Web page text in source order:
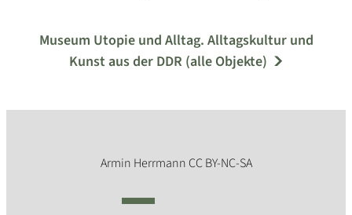
Museum Utopie und Alltag. Alltagskultur und
Kunst aus der DDR (alle Objekte)